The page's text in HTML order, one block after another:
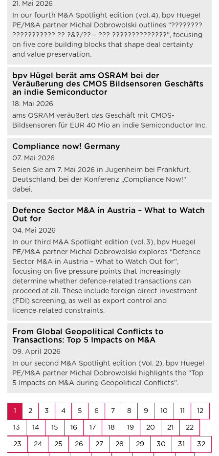
21. Mai 2026
In our fourth M&A Spotlight edition (vol. 4), bpv Huegel
PE/M&A partner Michal Dobrowolski outlines “????????
??????????? ?? ?&?/?? – ??? ??????????????”, focusing
on five core building blocks that shape deal certainty
and value preservation.
bpv Hügel berät ams OSRAM bei der
Veräußerung des CMOS Bildsensoren Geschäfts
an indie Semiconductor
18. Mai 2026
ams OSRAM veräußert das Geschäft mit CMOS-
Bildsensoren für EUR 40 Mio an indie Semiconductor Inc.
Compliance now! Germany
07. Mai 2026
Seien Sie am 7. Mai 2026 in Jugenheim bei Frankfurt,
Deutschland, bei der Konferenz „Compliance Now!“
dabei.
Defence Sector M&A in Austria – What to Watch
Out for
04. Mai 2026
In our third M&A Spotlight edition (vol. 3), bpv Huegel
PE/M&A partner Michal Dobrowolski explores “Defence
Sector M&A in Austria – What to Watch Out for”,
focusing on five pressure points that increasingly
determine whether defence‑related transactions can
proceed at all. These include foreign direct investment
(FDI) screening, as well as export control and
licence‑related constraints.
From Global Geopolitical Conflicts to
Transactions: Top 5 Impacts on M&A
09. April 2026
In our second M&A Spotlight edition (Vol. 2), bpv Huegel
PE/M&A partner Michal Dobrowolski highlights the “Top
5 Impacts on M&A during Geopolitical Conflicts”.
1 2 3 4 5 6 7 8 9 10 11 12
13 14 15 16 17 18 19 20 21 22
23 24 25 26 27 28 29 30 31 32